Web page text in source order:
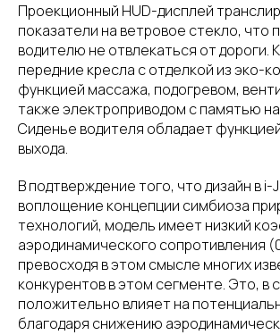
Проекционный HUD-дисплей
показатели на ветровое стекло, что
водителю не отвлекаться от дороги.
передние кресла с отделкой из эко-
функцией массажа, подогревом,
также электроприводом с памятью
Сиденье водителя обладает
выхода.
В подтверждение того, что дизайн в i-
воплощение концепции симбиоза
технологий, модель имеет низкий
аэродинамического сопротивления
превосходя в этом смысле многих
конкурентов в этом сегменте. Это, в
положительно влияет на
благодаря снижению